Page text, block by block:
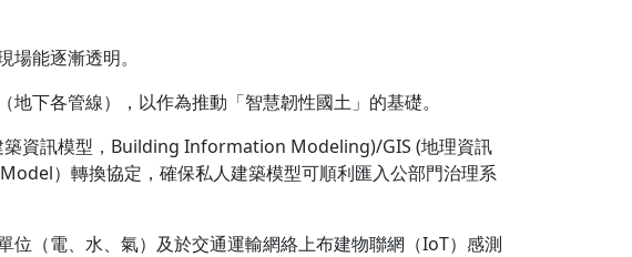
能逐漸透明。
下各管線），以作為推動「智慧韌性國土」的基礎。
築資訊模型，Building Information Modeling)/GIS (地理資訊
）轉換協定，確保私人建築模型可順利匯入公部門治理系
（電、水、氣）及於交通運輸網絡上布建物聯網（IoT）感測